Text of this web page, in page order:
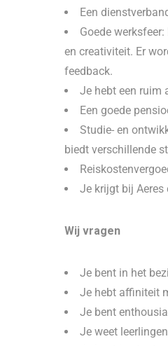
Een
Goede
en creativiteit. Er
feedback.
Je hebt een ruim
Een goede
Studie- en
biedt verschillende
Je krijgt bij Aeres
Wij vragen
Je bent in het
Je hebt affiniteit
Je bent
Je weet